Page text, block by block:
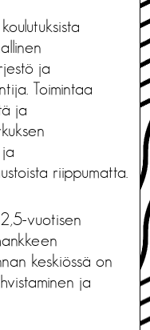
ja
Toimintaa
ja
riippumatta.
vuotisen
keskiössä on
ja